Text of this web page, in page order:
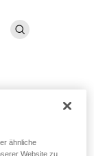
ähnliche
Website zu